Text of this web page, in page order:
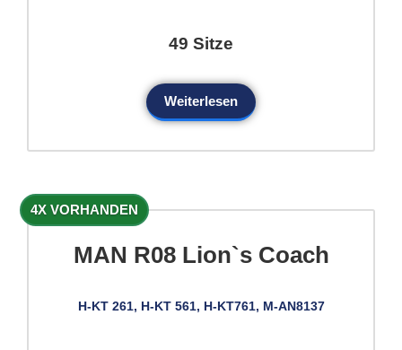
49 Sitze
Weiterlesen
4X VORHANDEN
MAN R08 Lion`s Coach
H-KT 261, H-KT 561, H-KT761, M-AN8137